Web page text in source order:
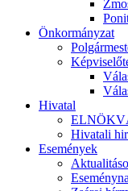
Önkormányzat
Hivatal
Hivatali
Események